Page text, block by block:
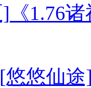
《1.76
[悠悠仙